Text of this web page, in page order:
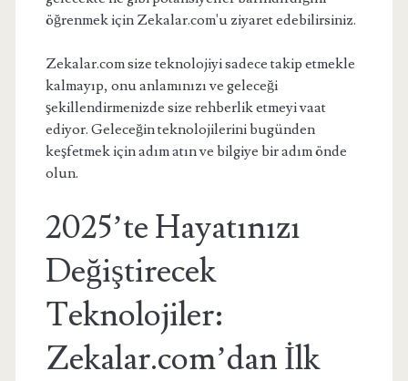
öğrenmek için Zekalar.com'u ziyaret edebilirsiniz.
Zekalar.com size teknolojiyi sadece takip etmekle
kalmayıp, onu anlamınızı ve geleceği
şekillendirmenizde size rehberlik etmeyi vaat
ediyor. Geleceğin teknolojilerini bugünden
keşfetmek için adım atın ve bilgiye bir adım önde
olun.
2025’te Hayatınızı
Değiştirecek
Teknolojiler:
Zekalar.com’dan İlk